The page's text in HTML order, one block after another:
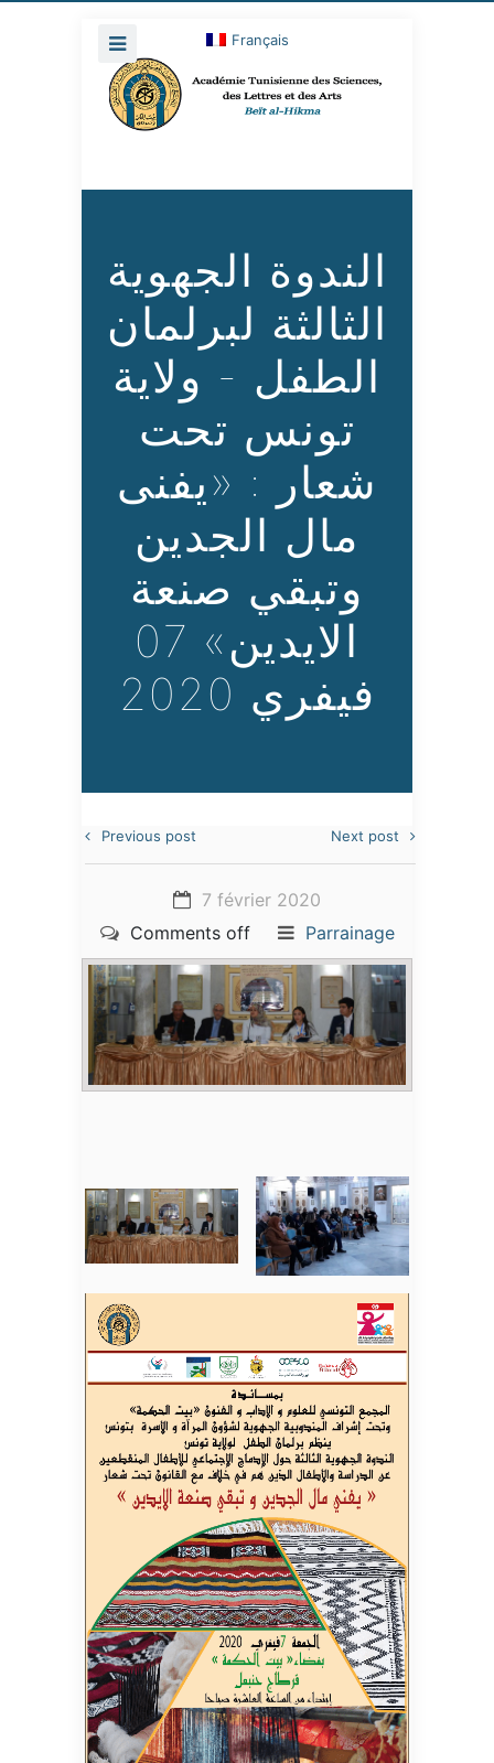
Français
الندوة الجهوية
الثالثة لبرلمان
الطفل - ولاية
تونس تحت
شعار : «يفنى
مال الجدين
وتبقي صنعة
الايدين» 07
فيفري 2020
Previous post Next post
7 février 2020
Comments off
Parrainage